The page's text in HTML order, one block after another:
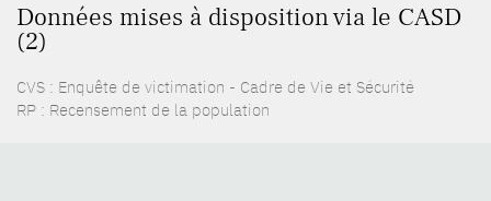
Données mises à disposition via le CASD
(2)
CVS : Enquête de victimation - Cadre de Vie et Sécurité
RP : Recensement de la population